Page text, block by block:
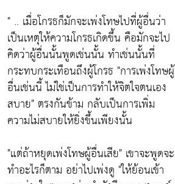
" .. เมื่อโกรธก็มักจะเพ่งโทษไปที่ผู้อื่นว่า
เป็นเหตุให้ความโกรธเกิดขึ้น คือมักจะไป
คิดว่าผู้อื่นนั้นพูดเช่นนั้น ทำเช่นนั้นที่
กระทบกระเทือนถึงผู้โกรธ "การเพ่งโทษผู้
อื่นเช่นนี้ ไม่ใช่เป็นการทำให้จิตใจตนเอง
สบาย"ตรงกันข้าม กลับเป็นการเพิ่ม
ความไม่สบายให้ยิ่งขึ้นเพียงนั้น
"แต่ถ้าหยุดเพ่งโทษผู้อื่นเสีย" เขาจะพูดจะ
ทำอะไรก็ตาม อย่าไปเพ่งดู "ให้ย้อนเข้า